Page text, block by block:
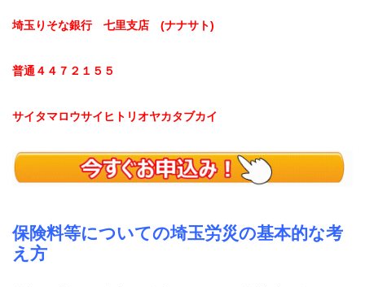
埼玉りそな銀行 七里支店 (ナナサト)
普通４４７２１５５
サイタマロウサイヒトリオヤカタブカイ
保険料等についての埼玉労災の基本的な考
え方